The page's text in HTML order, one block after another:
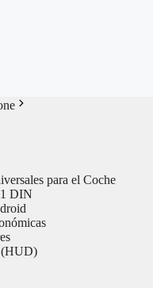
para el Coche
1 DIN
(HUD)